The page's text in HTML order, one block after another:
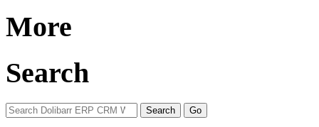
More
Search